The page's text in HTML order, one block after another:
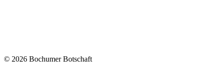
© 2026 Bochumer Botschaft